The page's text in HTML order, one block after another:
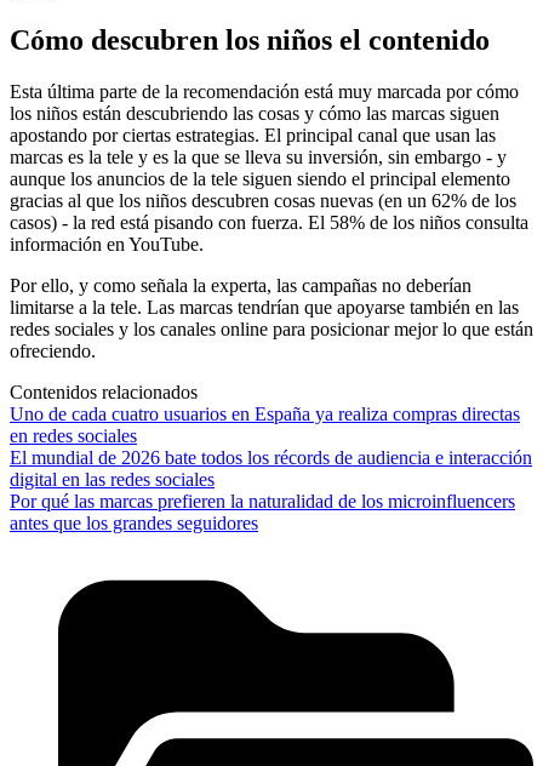
Cómo descubren los niños el contenido
Esta última parte de la recomendación está muy marcada por cómo
los niños están descubriendo las cosas y cómo las marcas siguen
apostando por ciertas estrategias. El principal canal que usan las
marcas es la tele y es la que se lleva su inversión, sin embargo - y
aunque los anuncios de la tele siguen siendo el principal elemento
gracias al que los niños descubren cosas nuevas (en un 62% de los
casos) - la red está pisando con fuerza. El 58% de los niños consulta
información en YouTube.
Por ello, y como señala la experta, las campañas no deberían
limitarse a la tele. Las marcas tendrían que apoyarse también en las
redes sociales y los canales online para posicionar mejor lo que están
ofreciendo.
Contenidos relacionados
Uno de cada cuatro usuarios en España ya realiza compras directas
en redes sociales
El mundial de 2026 bate todos los récords de audiencia e interacción
digital en las redes sociales
Por qué las marcas prefieren la naturalidad de los microinfluencers
antes que los grandes seguidores